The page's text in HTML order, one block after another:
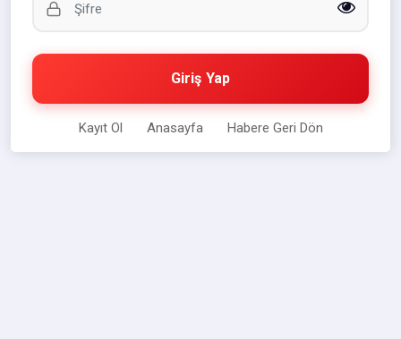
Giriş Yap
Kayıt Ol Anasayfa Habere Geri Dön